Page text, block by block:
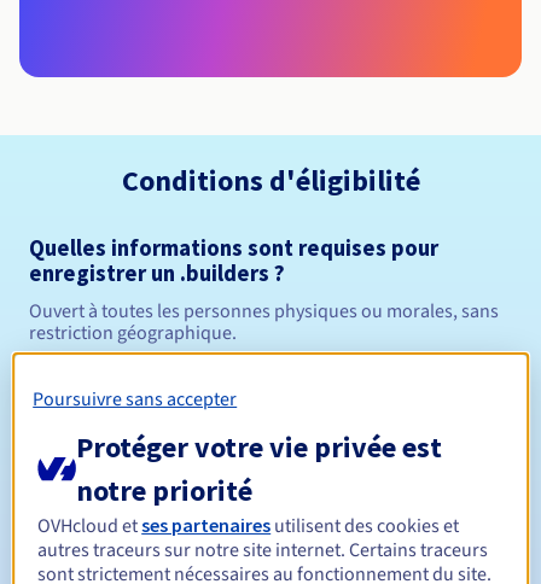
Conditions d'éligibilité
Quelles informations sont requises pour
enregistrer un .builders ?
Ouvert à toutes les personnes physiques ou morales, sans
restriction géographique.
Règles de gestion et notifications
Durée de réservation Entre 1 et 10 ans
Durée de renouvellement Entre 1 et 10 ans
Poursuivre sans accepter
Protéger votre vie privée est
notre priorité
OVHcloud etses partenaires utilisent des cookies et
autres traceurs sur notre site internet. Certains traceurs
sont strictement nécessaires au fonctionnement du site.